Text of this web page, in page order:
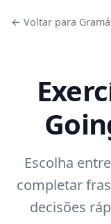
← Voltar para
Escolha
completar
decisões